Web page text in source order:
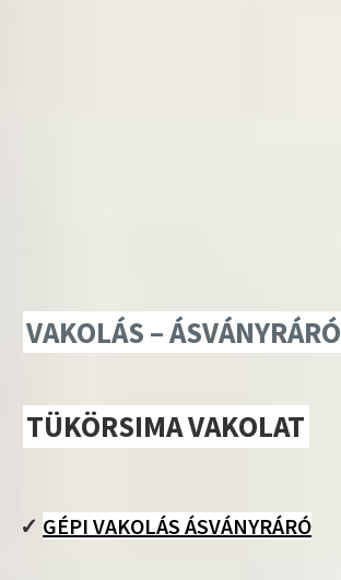
VAKOLÁS – ÁSVÁNYRÁRÓ
TÜKÖRSIMA VAKOLAT
✓ GÉPI VAKOLÁS ÁSVÁNYRÁRÓ